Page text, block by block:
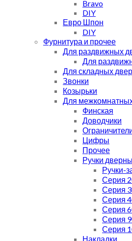
Bravo
DIY
Евро Шпон
DIY
Фурнитура и прочее
Для раздвижных
Для
Для складных
Звонки
Козырьки
Для
Финская
Доводчики
Цифры
Прочее
Ручки
Ручки-
Серия
Серия
Серия
Серия
Серия
Серия
Накладки